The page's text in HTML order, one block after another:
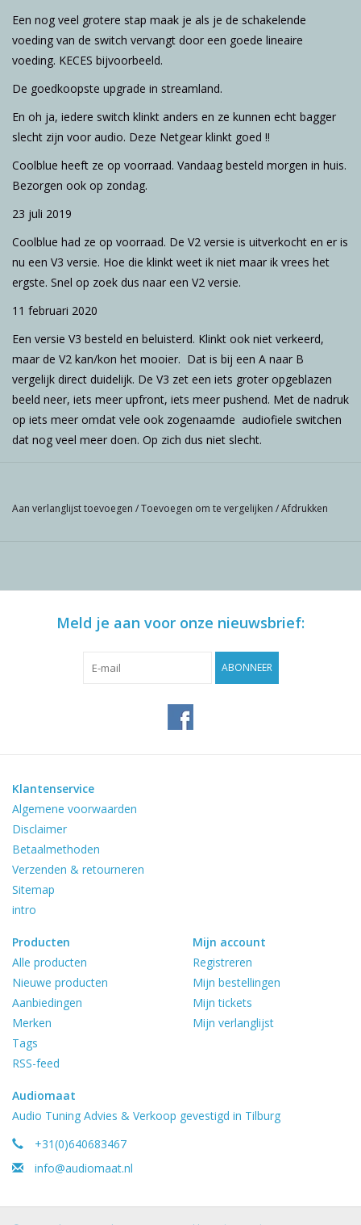
Een nog veel grotere stap maak je als je de schakelende
voeding van de switch vervangt door een goede lineaire
voeding. KECES bijvoorbeeld.
De goedkoopste upgrade in streamland.
En oh ja, iedere switch klinkt anders en ze kunnen echt bagger
slecht zijn voor audio. Deze Netgear klinkt goed !!
Coolblue heeft ze op voorraad. Vandaag besteld morgen in huis.
Bezorgen ook op zondag.
23 juli 2019
Coolblue had ze op voorraad. De V2 versie is uitverkocht en er is
nu een V3 versie. Hoe die klinkt weet ik niet maar ik vrees het
ergste. Snel op zoek dus naar een V2 versie.
11 februari 2020
Een versie V3 besteld en beluisterd. Klinkt ook niet verkeerd,
maar de V2 kan/kon het mooier. Dat is bij een A naar B
vergelijk direct duidelijk. De V3 zet een iets groter opgeblazen
beeld neer, iets meer upfront, iets meer pushend. Met de nadruk
op iets meer omdat vele ook zogenaamde audiofiele switchen
dat nog veel meer doen. Op zich dus niet slecht.
Aan verlanglijst toevoegen /Toevoegen om te vergelijken /Afdrukken
Meld je aan voor onze nieuwsbrief:
ABONNEER
Klantenservice
Algemene voorwaarden
Disclaimer
Betaalmethoden
Verzenden & retourneren
Sitemap
intro
Producten
Alle producten
Nieuwe producten
Aanbiedingen
Merken
Tags
RSS-feed
Mijn account
Registreren
Mijn bestellingen
Mijn tickets
Mijn verlanglijst
Audiomaat
Audio Tuning Advies & Verkoop gevestigd in Tilburg
+31(0)640683467
info@audiomaat.nl